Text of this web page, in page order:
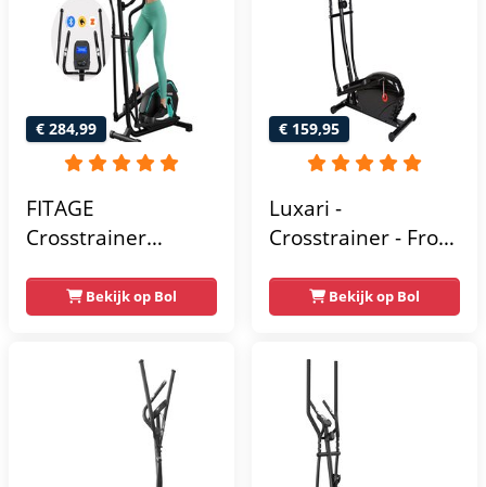
€ 284,99
FITAGE
Crosstrainer
Crosstrainers met
Bluetooth Kinomap
& Zwift - Fitness
Trainer met 24
trainingsprogramma’s
- Nauwkeurige
Hartslagmeter
Bekijk op Bol
€ 159,95
Luxari -
Crosstrainer - Front
hartslagfunctie en
tablethouder -
Elliptische Trainer -
Crosstrainer
Fitness
Bekijk op Bol